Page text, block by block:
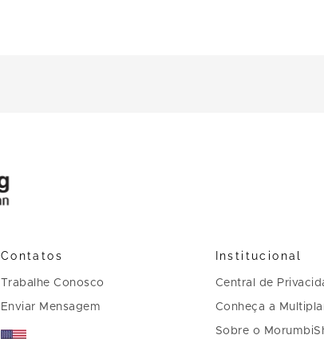
Contatos
Trabalhe Conosco
Enviar Mensagem
Institucional
Central de
Conheça a
Sobre o